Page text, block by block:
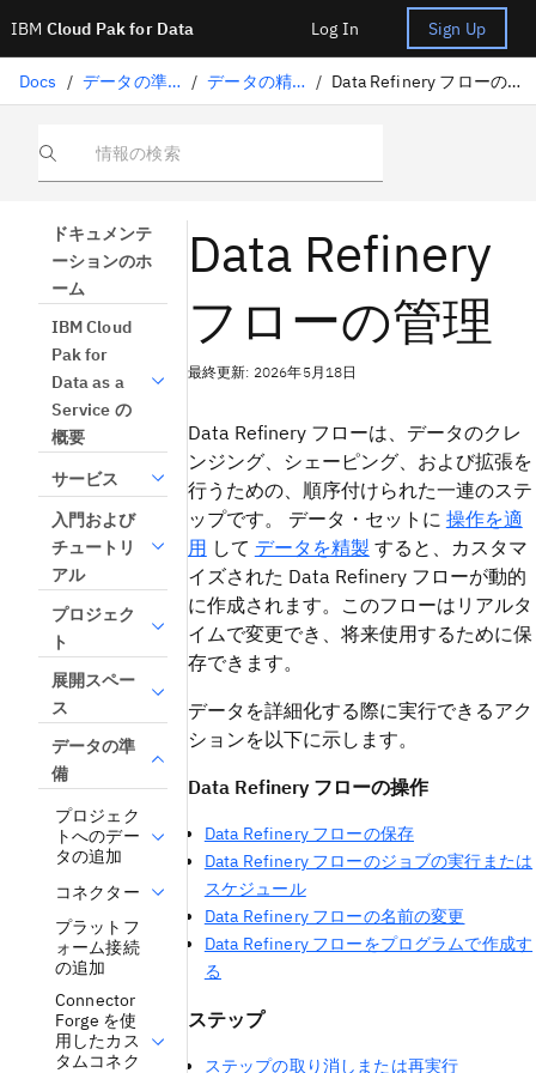
IBM Cloud Pak for Data Log In Sign Up
Docs / データの準備 / データの精製 / Data Refinery フローの管理
情報の検索
ドキュメンテ
ーションのホ
ーム
IBM Cloud
Pak for
Data as a
Service の
概要
サービス
入門および
チュートリ
アル
プロジェク
ト
展開スペー
ス
データの準
備
プロジェク
トへのデー
タの追加
コネクター
プラットフ
ォーム接続
の追加
Connector
Forge を使
用したカス
タムコネク
Data Refinery
フローの管理
最終更新: 2026年5月18日
Data Refinery フローは、データのクレ
ンジング、シェーピング、および拡張を
行うための、順序付けられた一連のステ
ップです。 データ・セットに 操作を適
用 して データを精製 すると、カスタマ
イズされた Data Refinery フローが動的
に作成されます。このフローはリアルタ
イムで変更でき、将来使用するために保
存できます。
データを詳細化する際に実行できるアク
ションを以下に示します。
Data Refinery フローの操作
Data Refinery フローの保存
Data Refinery フローのジョブの実行または
スケジュール
Data Refinery フローの名前の変更
Data Refinery フローをプログラムで作成す
る
ステップ
ステップの取り消しまたは再実行